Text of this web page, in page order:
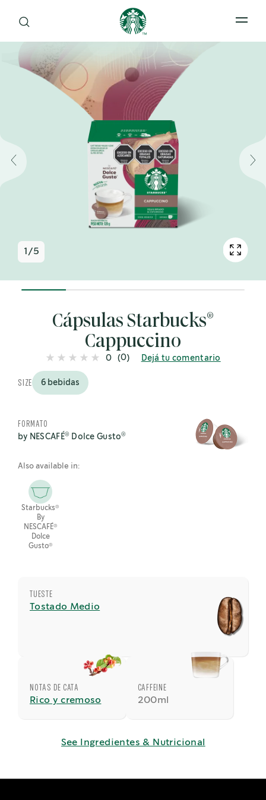
Open
1 /5
20%
Cápsulas Starbucks®
Cappuccino
SIZE 6 bebidas
0 (0) Dejá tu comentario
FORMATO
by NESCAFÉ® Dolce Gusto®
Also available in:
Starbucks®
By
NESCAFÉ®
Dolce
Gusto®
TUESTE
Tostado Medio
NOTAS DE CATA
Rico y cremoso
CAFFEINE
200ml
See Ingredientes & Nutricional